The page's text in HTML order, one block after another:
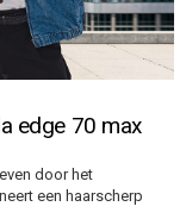
edge 70 max
door het
een haarscherp